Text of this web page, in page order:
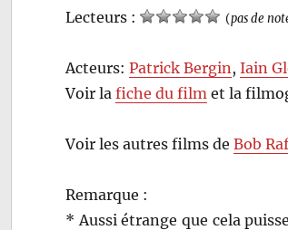
Lecteurs : (pas de
Acteurs:Patrick Bergin ,Iain
Voir lafiche du film et la
Voir les autres films deBob
Remarque :
* Aussi étrange que cela